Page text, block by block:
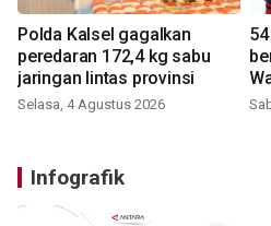
Polda Kalsel gagalkan
peredaran 172,4 kg sabu
jaringan lintas provinsi
Selasa, 4 Agustus 2026
Infografik